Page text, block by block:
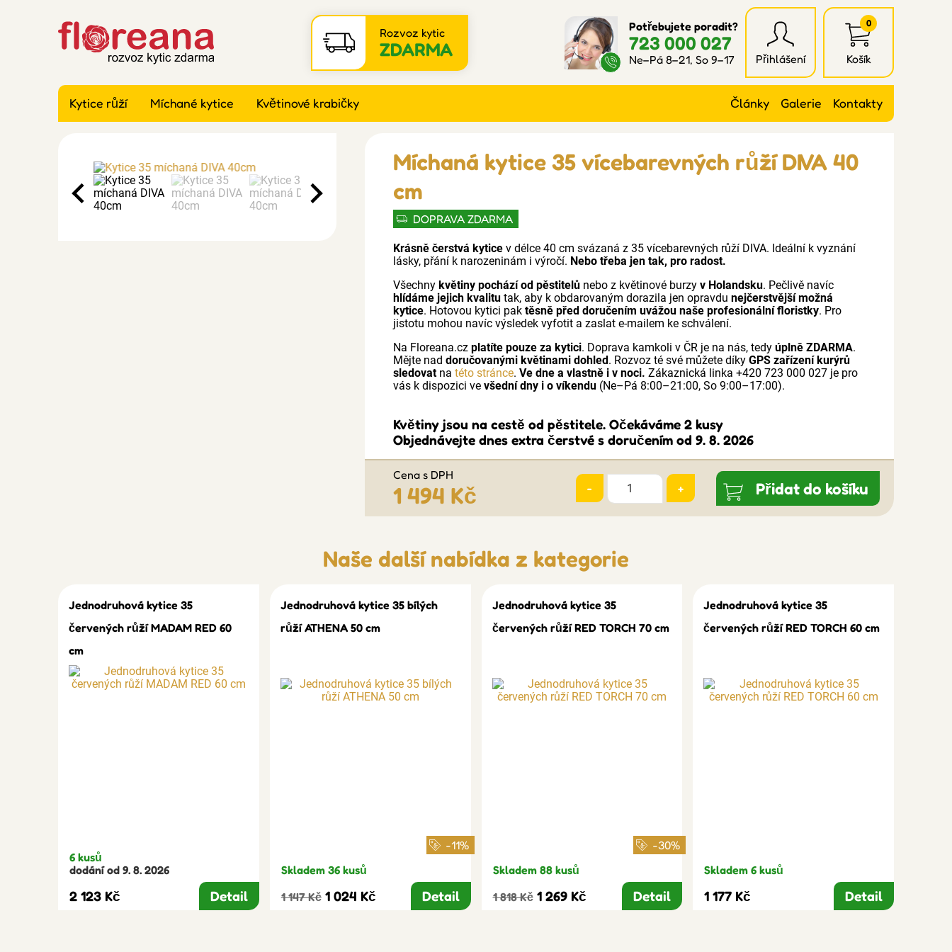
Rozvoz kytic
ZDARMA
Potřebujete poradit?
723 000 027
Ne–Pá 8–21, So 9–17 Přihlášení
0
Košík
Kytice růží Míchané kytice Květinové krabičky Články Galerie Kontakty
Míchaná kytice 35 vícebarevných růží DIVA 40
cm
DOPRAVA ZDARMA
Krásně čerstvá kytice v délce 40 cm svázaná z 35 vícebarevných růží DIVA. Ideální k vyznání
lásky, přání k narozeninám i výročí. Nebo třeba jen tak, pro radost.
Všechnykvětiny pochází od pěstitelů nebo z květinové burzyv Holandsku. Pečlivě navíc
hlídáme jejich kvalitu tak, aby k obdarovaným dorazila jen opravdunejčerstvější možná
kytice. Hotovou kytici paktěsně před doručením uvážou naše profesionální floristky. Pro
jistotu mohou navíc výsledek vyfotit a zaslat e-mailem ke schválení.
Na Floreana.czplatíte pouze za kytici. Doprava kamkoli v ČR je na nás, tedyúplně ZDARMA.
Mějte naddoručovanými květinami dohled. Rozvoz té své můžete díkyGPS zařízení kurýrů
sledovatnatéto stránce.Ve dne a vlastně i v noci. Zákaznická linka +420 723 000 027 je pro
vás k dispozici vevšední dny i o víkendu (Ne–Pá 8:00–21:00, So 9:00–17:00).
Květiny jsou na cestě od pěstitele. Očekáváme 2 kusy
Objednávejte dnes extra čerstvé s doručením od 9. 8. 2026
Cena s DPH
1 494 Kč - + Přidat do košíku
Naše další nabídka z kategorie
Jednodruhová kytice 35
červených růží MADAM RED 60
cm
6 kusů
dodání od 9. 8. 2026
2 123 Kč Detail
Jednodruhová kytice 35 bílých
růží ATHENA 50 cm
-11%
Skladem 36 kusů
1 147 Kč 1 024 Kč Detail
Jednodruhová kytice 35
červených růží RED TORCH 70 cm
-30%
Skladem 88 kusů
1 818 Kč 1 269 Kč Detail
Jednodruhová kytice 35
červených růží RED TORCH 60 cm
Skladem 6 kusů
1 177 Kč Detail